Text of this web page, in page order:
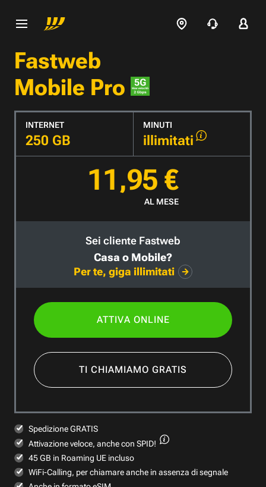
Fastweb
Mobile Pro
INTERNET
250 GB
MINUTI
illimitati
11,95 €
AL MESE
Sei cliente Fastweb
Casa o Mobile?
Per te, giga illimitati
ATTIVA ONLINE
TI CHIAMIAMO GRATIS
Spedizione GRATIS
Attivazione veloce, anche con SPID!
45 GB in Roaming UE incluso
WiFi-Calling, per chiamare anche in assenza di segnale